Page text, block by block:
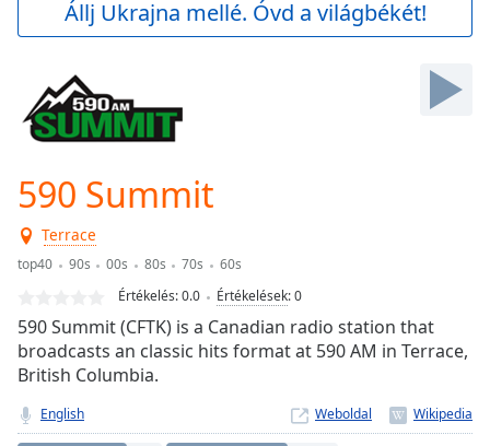
Backward
Skip
Forward
Current
Time0:00
Duration-:-
Loaded:
Stream
TypeLIVE
Seek to
currently
behind
liveLIVE
Állj Ukrajna mellé. Óvd a világbékét!
590 Summit
Terrace
top40 90s 00s 80s 70s
60s
Értékelés:0.0 Értékelések:0
590 Summit (CFTK) is a Canadian radio station that
broadcasts an classic hits format at 590 AM in Terrace,
British Columbia.
English Weboldal